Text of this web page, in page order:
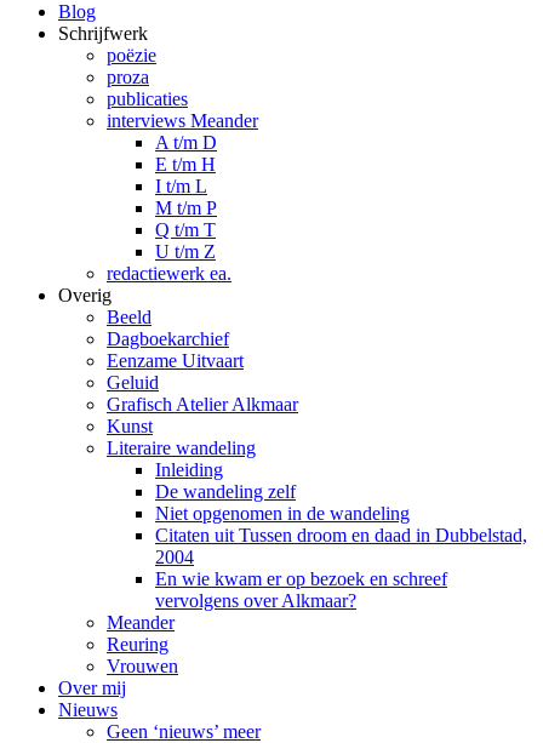
Blog
Schrijfwerk
poëzie
proza
publicaties
interviews Meander
A t/m D
E t/m H
I t/m L
M t/m P
Q t/m T
U t/m Z
redactiewerk ea.
Overig
Beeld
Dagboekarchief
Eenzame Uitvaart
Geluid
Grafisch Atelier Alkmaar
Kunst
Literaire wandeling
Inleiding
De wandeling zelf
Niet opgenomen in de wandeling
Citaten uit Tussen droom en daad in Dubbelstad,
2004
En wie kwam er op bezoek en schreef
vervolgens over Alkmaar?
Meander
Reuring
Vrouwen
Over mij
Nieuws
Geen ‘nieuws’ meer